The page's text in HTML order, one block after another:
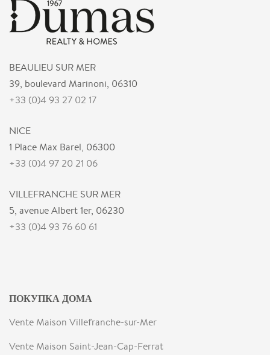
BEAULIEU SUR MER
39, boulevard Marinoni, 06310
+33 (0)4 93 27 02 17
NICE
1 Place Max Barel, 06300
+33 (0)4 97 20 21 06
VILLEFRANCHE SUR MER
5, avenue Albert 1er, 06230
+33 (0)4 93 76 60 61
ПОКУПКА ДОМА
Vente Maison Villefranche-sur-Mer
Vente Maison Saint-Jean-Cap-Ferrat